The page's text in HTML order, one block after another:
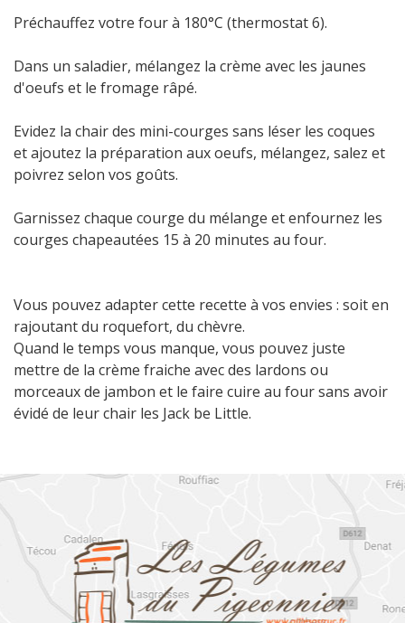
Préchauffez votre four à 180°C (thermostat 6).
Dans un saladier, mélangez la crème avec les jaunes
d'oeufs et le fromage râpé.
Evidez la chair des mini-courges sans léser les coques
et ajoutez la préparation aux oeufs, mélangez, salez et
poivrez selon vos goûts.
Garnissez chaque courge du mélange et enfournez les
courges chapeautées 15 à 20 minutes au four.
Vous pouvez adapter cette recette à vos envies : soit en
rajoutant du roquefort, du chèvre.
Quand le temps vous manque, vous pouvez juste
mettre de la crème fraiche avec des lardons ou
morceaux de jambon et le faire cuire au four sans avoir
évidé de leur chair les Jack be Little.